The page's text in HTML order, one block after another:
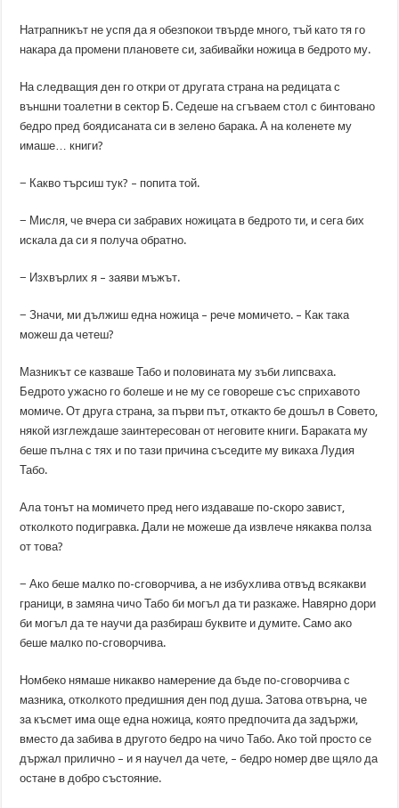
Натрапникът не успя да я обезпокои твърде много, тъй като тя го
накара да промени плановете си, забивайки ножица в бедрото му.
На следващия ден го откри от другата страна на редицата с
външни тоалетни в сектор Б. Седеше на сгъваем стол с бинтовано
бедро пред боядисаната си в зелено барака. А на коленете му
имаше… книги?
− Какво търсиш тук? – попита той.
− Мисля, че вчера си забравих ножицата в бедрото ти, и сега бих
искала да си я получа обратно.
− Изхвърлих я – заяви мъжът.
− Значи, ми дължиш една ножица – рече момичето. – Как така
можеш да четеш?
Мазникът се казваше Табо и половината му зъби липсваха.
Бедрото ужасно го болеше и не му се говореше със сприхавото
момиче. От друга страна, за първи път, откакто бе дошъл в Совето,
някой изглеждаше заинтересован от неговите книги. Бараката му
беше пълна с тях и по тази причина съседите му викаха Лудия
Табо.
Ала тонът на момичето пред него издаваше по-скоро завист,
отколкото подигравка. Дали не можеше да извлече някаква полза
от това?
− Ако беше малко по-сговорчива, а не избухлива отвъд всякакви
граници, в замяна чичо Табо би могъл да ти разкаже. Навярно дори
би могъл да те научи да разбираш буквите и думите. Само ако
беше малко по-сговорчива.
Номбеко нямаше никакво намерение да бъде по-сговорчива с
мазника, отколкото предишния ден под душа. Затова отвърна, че
за късмет има още една ножица, която предпочита да задържи,
вместо да забива в другото бедро на чичо Табо. Ако той просто се
държал прилично – и я научел да чете, – бедро номер две щяло да
остане в добро състояние.